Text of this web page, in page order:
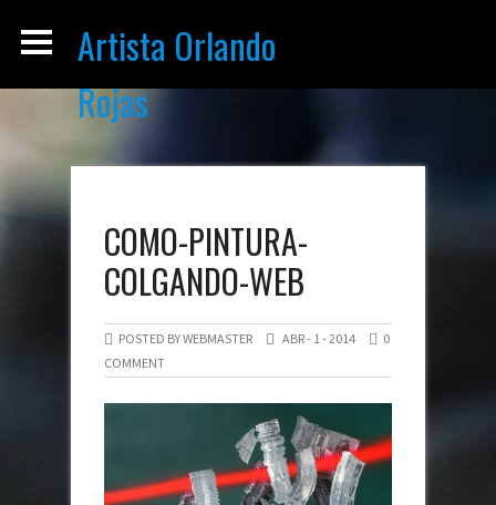
Artista Orlando
Rojas
COMO-PINTURA-
COLGANDO-WEB
POSTED BY WEBMASTER ABR - 1 - 2014
0
COMMENT